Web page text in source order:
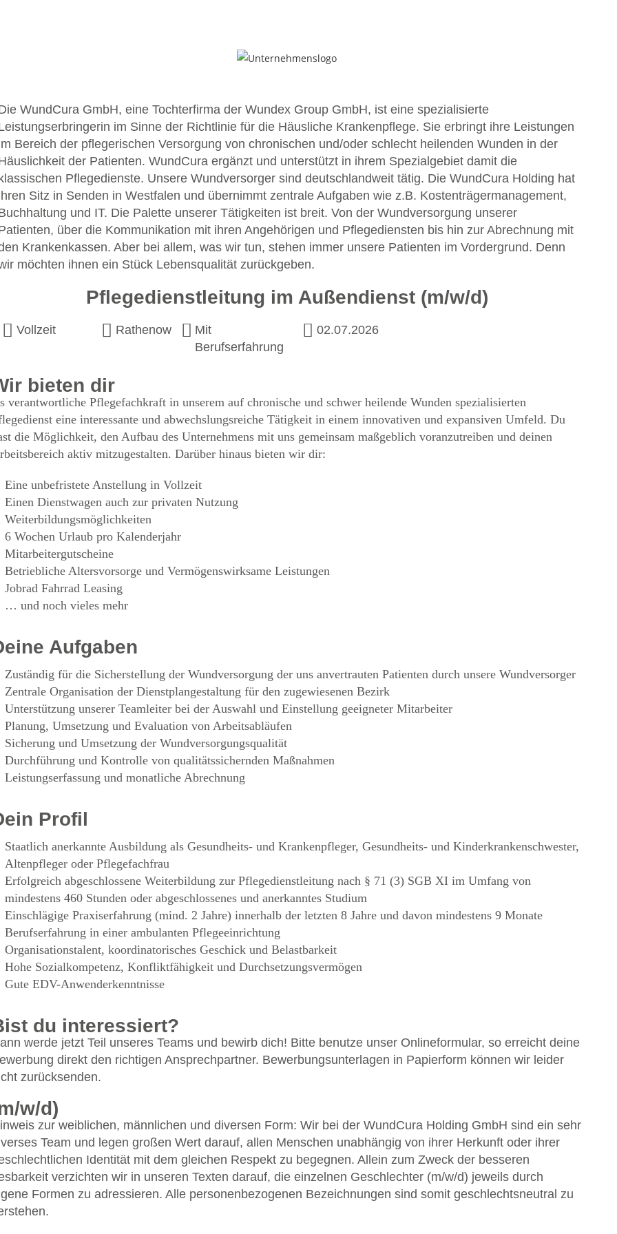
WundCura GmbH, eine Tochterfirma der Wundex Group GmbH, ist eine spezialisierte
im Sinne der Richtlinie für die Häusliche Krankenpflege. Sie erbringt ihre Leistungen
Bereich der pflegerischen Versorgung von chronischen und/oder schlecht heilenden Wunden in der
der Patienten. WundCura ergänzt und unterstützt in ihrem Spezialgebiet damit die
Pflegedienste. Unsere Wundversorger sind deutschlandweit tätig. Die WundCura Holding hat
Sitz in Senden in Westfalen und übernimmt zentrale Aufgaben wie z.B. Kostenträgermanagement,
und IT. Die Palette unserer Tätigkeiten ist breit. Von der Wundversorgung unserer
über die Kommunikation mit ihren Angehörigen und Pflegediensten bis hin zur Abrechnung mit
Krankenkassen. Aber bei allem, was wir tun, stehen immer unsere Patienten im Vordergrund. Denn
möchten ihnen ein Stück Lebensqualität zurückgeben.
Pflegedienstleitung im Außendienst (m/w/d)
Vollzeit Rathenow
Mit
Berufserfahrung
02.07.2026
bieten dir
verantwortliche Pflegefachkraft in unserem auf chronische und schwer heilende Wunden spezialisierten
eine interessante und abwechslungsreiche Tätigkeit in einem innovativen und expansiven Umfeld. Du
die Möglichkeit, den Aufbau des Unternehmens mit uns gemeinsam maßgeblich voranzutreiben und deinen
aktiv mitzugestalten. Darüber hinaus bieten wir dir:
Eine unbefristete Anstellung in Vollzeit
Einen Dienstwagen auch zur privaten Nutzung
Weiterbildungsmöglichkeiten
6 Wochen Urlaub pro Kalenderjahr
Mitarbeitergutscheine
Betriebliche Altersvorsorge und Vermögenswirksame Leistungen
Jobrad Fahrrad Leasing
… und noch vieles mehr
Aufgaben
Zuständig für die Sicherstellung der Wundversorgung der uns anvertrauten Patienten durch unsere Wundversorger
Zentrale Organisation der Dienstplangestaltung für den zugewiesenen Bezirk
Unterstützung unserer Teamleiter bei der Auswahl und Einstellung geeigneter Mitarbeiter
Planung, Umsetzung und Evaluation von Arbeitsabläufen
Sicherung und Umsetzung der Wundversorgungsqualität
Durchführung und Kontrolle von qualitätssichernden Maßnahmen
Leistungserfassung und monatliche Abrechnung
Profil
Staatlich anerkannte Ausbildung als Gesundheits- und Krankenpfleger, Gesundheits- und Kinderkrankenschwester,
Altenpfleger oder Pflegefachfrau
Erfolgreich abgeschlossene Weiterbildung zur Pflegedienstleitung nach § 71 (3) SGB XI im Umfang von
mindestens 460 Stunden oder abgeschlossenes und anerkanntes Studium
Einschlägige Praxiserfahrung (mind. 2 Jahre) innerhalb der letzten 8 Jahre und davon mindestens 9 Monate
Berufserfahrung in einer ambulanten Pflegeeinrichtung
Organisationstalent, koordinatorisches Geschick und Belastbarkeit
Hohe Sozialkompetenz, Konfliktfähigkeit und Durchsetzungsvermögen
Gute EDV-Anwenderkenntnisse
du interessiert?
werde jetzt Teil unseres Teams und bewirb dich! Bitte benutze unser Onlineformular, so erreicht deine
direkt den richtigen Ansprechpartner. Bewerbungsunterlagen in Papierform können wir leider
zurücksenden.
w/d)
zur weiblichen, männlichen und diversen Form: Wir bei der WundCura Holding GmbH sind ein sehr
Team und legen großen Wert darauf, allen Menschen unabhängig von ihrer Herkunft oder ihrer
Identität mit dem gleichen Respekt zu begegnen. Allein zum Zweck der besseren
verzichten wir in unseren Texten darauf, die einzelnen Geschlechter (m/w/d) jeweils durch
Formen zu adressieren. Alle personenbezogenen Bezeichnungen sind somit geschlechtsneutral zu